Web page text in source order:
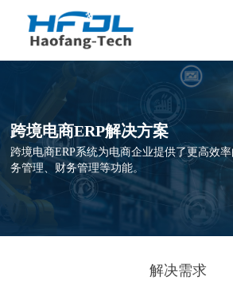
跨境电商ERP解决方案
跨境电商ERP系统为电商企业提供了更高效
务管理、财务管理等功能。
解决需求